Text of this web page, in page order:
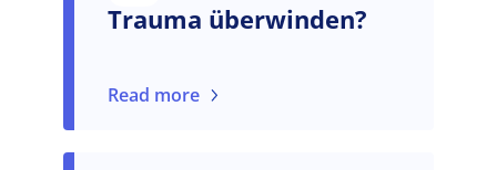
Trauma überwinden?
Read more